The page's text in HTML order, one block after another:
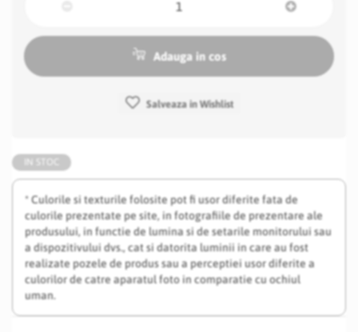
* Culorile si texturile folosite pot fi usor diferite fata de
culorile prezentate pe site, in fotografiile de prezentare ale
produsului, in functie de lumina si de setarile monitorului sau
a dispozitivului dvs., cat si datorita luminii in care au fost
realizate pozele de produs sau a perceptiei usor diferite a
culorilor de catre aparatul foto in comparatie cu ochiul
uman.
Adauga in cos
Salveaza in Wishlist